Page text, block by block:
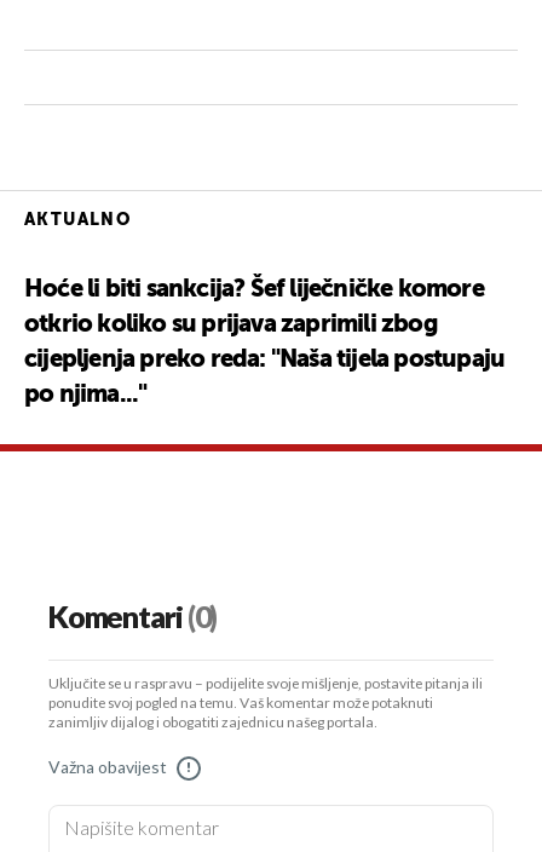
AKTUALNO
Hoće li biti sankcija? Šef liječničke komore
otkrio koliko su prijava zaprimili zbog
cijepljenja preko reda: "Naša tijela postupaju
po njima..."
Komentari(0)
Uključite se u raspravu – podijelite svoje mišljenje, postavite pitanja ili
ponudite svoj pogled na temu. Vaš komentar može potaknuti
zanimljiv dijalog i obogatiti zajednicu našeg portala.
Važna obavijest !